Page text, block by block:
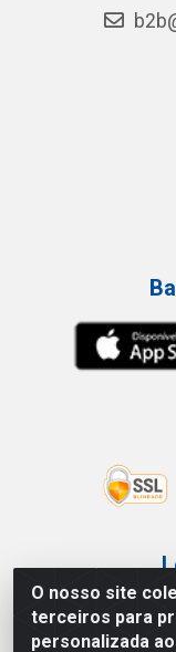
O nosso site
terceiros para
personalizada
Av